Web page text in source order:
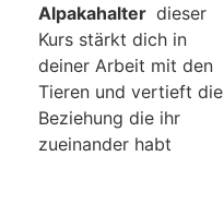
Alpakahalter dieser
Kurs stärkt dich in
deiner Arbeit mit den
Tieren und vertieft die
Beziehung die ihr
zueinander habt